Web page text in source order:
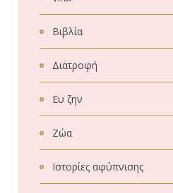
Βιβλία
Διατροφή
Ευ ζην
Ζώα
Ιστορίες αφύπνισης